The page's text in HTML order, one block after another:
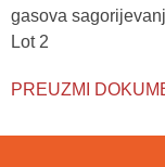
gasova
Lot 2
PREUZMI